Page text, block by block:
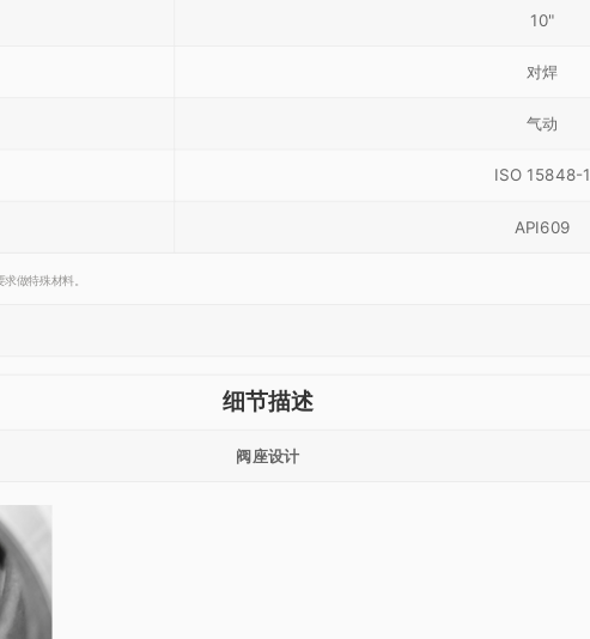
10"
对焊
气动
ISO 15848-1
API609
做特殊材料。
细节描述
阀座设计